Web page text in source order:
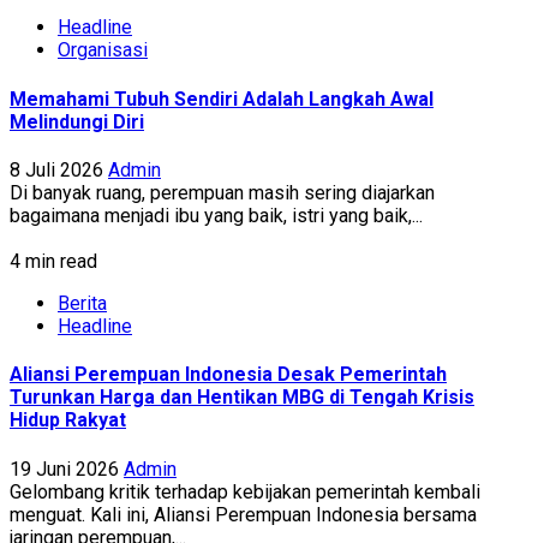
Headline
Organisasi
Memahami Tubuh Sendiri Adalah Langkah Awal
Melindungi Diri
8 Juli 2026 Admin
Di banyak ruang, perempuan masih sering diajarkan
bagaimana menjadi ibu yang baik, istri yang baik,...
4 min read
Berita
Headline
Aliansi Perempuan Indonesia Desak Pemerintah
Turunkan Harga dan Hentikan MBG di Tengah Krisis
Hidup Rakyat
19 Juni 2026 Admin
Gelombang kritik terhadap kebijakan pemerintah kembali
menguat. Kali ini, Aliansi Perempuan Indonesia bersama
jaringan perempuan,...